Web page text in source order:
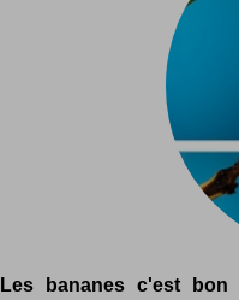
Les bananes c'est